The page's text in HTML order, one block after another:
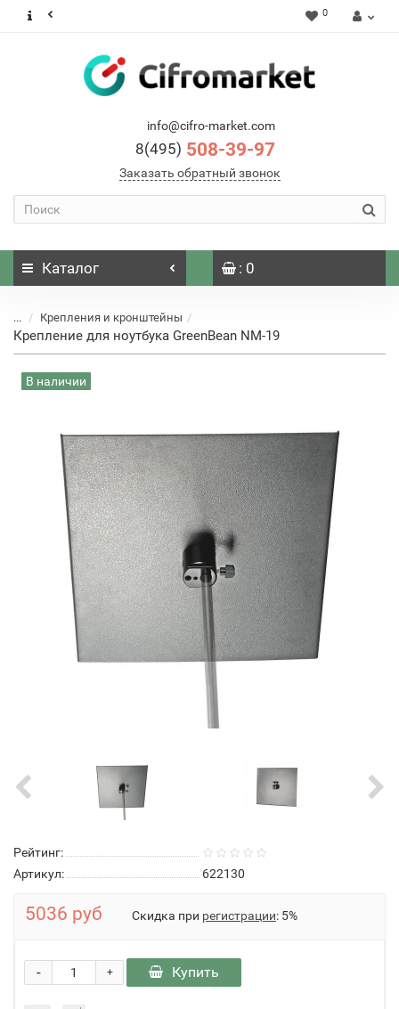
0
info@cifro-market.com
8(495) 508-39-97
Заказать обратный звонок
Каталог : 0
... Крепления и кронштейны
Крепление для ноутбука GreenBean NM-19
В наличии
Рейтинг:
Артикул:
622130
5036 руб Скидка при регистрации: 5%
+
- Купить